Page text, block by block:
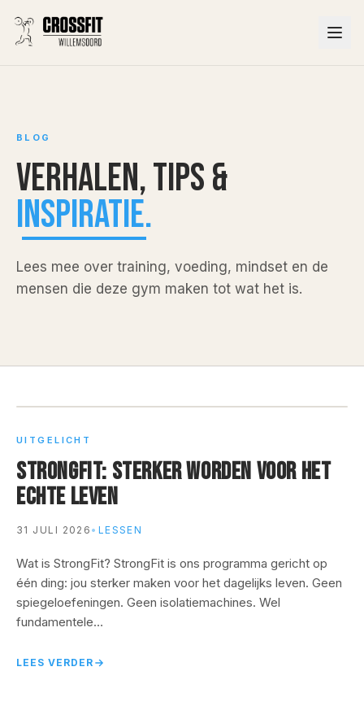
BLOG
Verhalen,tips &
inspiratie.
Lees mee over training, voeding, mindset en de
mensen die deze gym maken tot wat het is.
UITGELICHT
STRONGFIT: STERKER WORDEN VOOR HET
ECHTE LEVEN
31 JULI 2026 • LESSEN
Wat is StrongFit? StrongFit is ons programma gericht op
één ding: jou sterker maken voor het dagelijks leven. Geen
spiegeloefeningen. Geen isolatiemachines. Wel
fundamentele…
LEES VERDER